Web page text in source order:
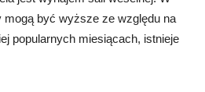
mogą być wyższe ze względu na
popularnych miesiącach, istnieje